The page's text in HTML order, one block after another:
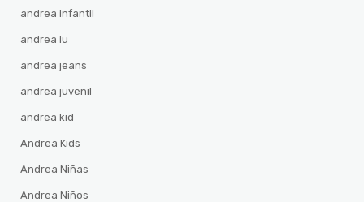
andrea infantil
andrea iu
andrea jeans
andrea juvenil
andrea kid
Andrea Kids
Andrea Niñas
Andrea Niños